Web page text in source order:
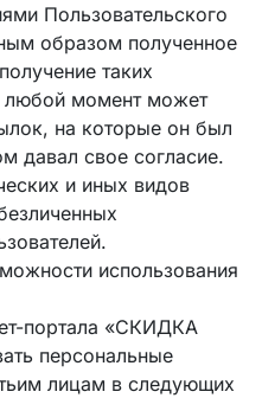
Пользовательского
образом полученное
таких
любой момент может
на которые он был
давал свое согласие.
и иных видов
использования
портала «СКИДКА
персональные
лицам в следующих